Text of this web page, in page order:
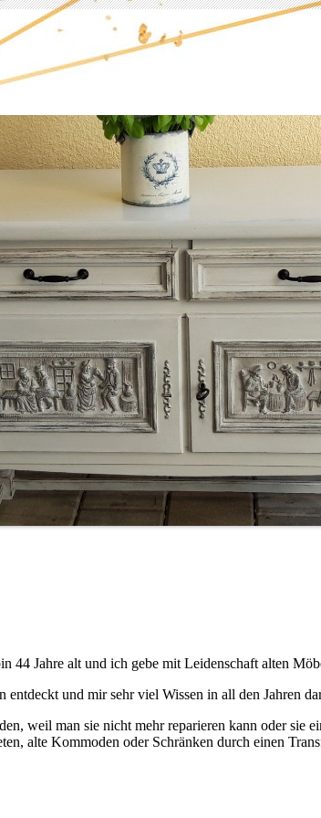
44 Jahre alt und ich gebe mit Leidenschaft alten
und mir sehr viel Wissen in all den Jahren
weil man sie nicht mehr reparieren kann oder sie
alte Kommoden oder Schränken durch einen